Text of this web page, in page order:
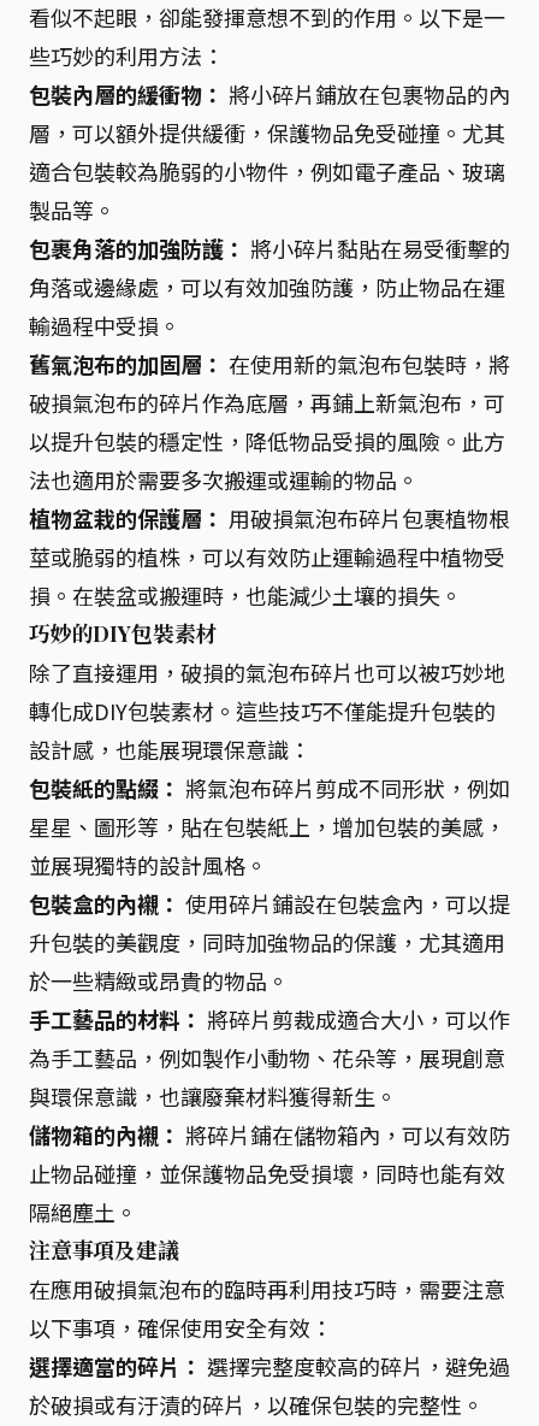
看似不起眼，卻能發揮意想不到的作用。以下是一
些巧妙的利用方法：
包裝內層的緩衝物： 將小碎片鋪放在包裹物品的內
層，可以額外提供緩衝，保護物品免受碰撞。尤其
適合包裝較為脆弱的小物件，例如電子產品、玻璃
製品等。
包裹角落的加強防護： 將小碎片黏貼在易受衝擊的
角落或邊緣處，可以有效加強防護，防止物品在運
輸過程中受損。
舊氣泡布的加固層： 在使用新的氣泡布包裝時，將
破損氣泡布的碎片作為底層，再鋪上新氣泡布，可
以提升包裝的穩定性，降低物品受損的風險。此方
法也適用於需要多次搬運或運輸的物品。
植物盆栽的保護層： 用破損氣泡布碎片包裹植物根
莖或脆弱的植株，可以有效防止運輸過程中植物受
損。在裝盆或搬運時，也能減少土壤的損失。
巧妙的DIY包裝素材
除了直接運用，破損的氣泡布碎片也可以被巧妙地
轉化成DIY包裝素材。這些技巧不僅能提升包裝的
設計感，也能展現環保意識：
包裝紙的點綴： 將氣泡布碎片剪成不同形狀，例如
星星、圖形等，貼在包裝紙上，增加包裝的美感，
並展現獨特的設計風格。
包裝盒的內襯： 使用碎片鋪設在包裝盒內，可以提
升包裝的美觀度，同時加強物品的保護，尤其適用
於一些精緻或昂貴的物品。
手工藝品的材料： 將碎片剪裁成適合大小，可以作
為手工藝品，例如製作小動物、花朵等，展現創意
與環保意識，也讓廢棄材料獲得新生。
儲物箱的內襯： 將碎片鋪在儲物箱內，可以有效防
止物品碰撞，並保護物品免受損壞，同時也能有效
隔絕塵土。
注意事項及建議
在應用破損氣泡布的臨時再利用技巧時，需要注意
以下事項，確保使用安全有效：
選擇適當的碎片： 選擇完整度較高的碎片，避免過
於破損或有汙漬的碎片，以確保包裝的完整性。